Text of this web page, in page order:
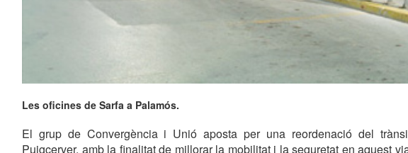
Les oficines de Sarfa a Palamós.
El grup de Convergència i Unió aposta per una reordenació del
Puigcerver, amb la finalitat de millorar la mobilitat i la seguretat en aquest